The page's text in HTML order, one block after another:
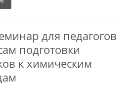
для педагогов
подготовки
к химическим